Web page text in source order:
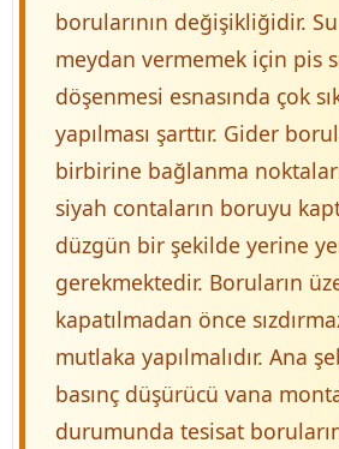
borularının değişikliğidir.
meydan vermemek için pis
döşenmesi esnasında çok
yapılması şarttır. Gider
birbirine bağlanma
siyah contaların boruyu
düzgün bir şekilde yerine
gerekmektedir. Boruların
kapatılmadan önce
mutlaka yapılmalıdır. Ana
basınç düşürücü vana
durumunda tesisat